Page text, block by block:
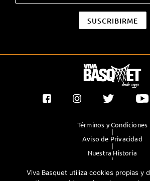
Términos y Condiciones
|
Aviso de Privacidad
|
Nuestra Historia
|
|
Viva Basquet utiliza cookies propias y